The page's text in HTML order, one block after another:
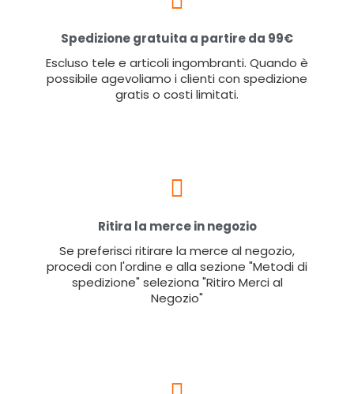
Spedizione gratuita a partire da 99€
Escluso tele e articoli ingombranti. Quando è
possibile agevoliamo i clienti con spedizione
gratis o costi limitati.
Ritira la merce in negozio
Se preferisci ritirare la merce al negozio,
procedi con l'ordine e alla sezione "Metodi di
spedizione" seleziona "Ritiro Merci al
Negozio"